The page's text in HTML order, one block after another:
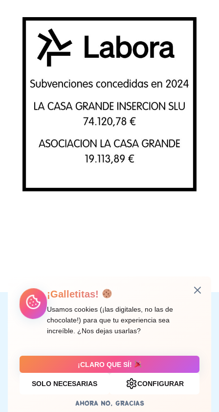
Instagram
Facebook
X LinkedIn
Correo electrónico
C/ Doctor Rodríguez de la Fuente, 8 València
Aviso legal
¡Galletitas!
Usamos cookies (¡las digitales, no las de
chocolate!) para que tu experiencia sea
increíble. ¿Nos dejas usarlas?
¡CLARO QUE SÍ!
SOLO NECESARIAS CONFIGURAR
AHORA NO, GRACIAS